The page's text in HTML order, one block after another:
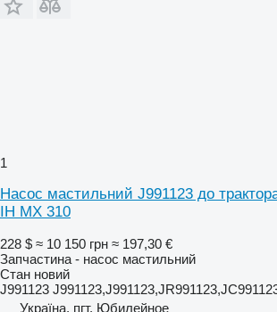
1
Насос мастильний J991123 до
IH MX 310
228 $ ≈ 10 150 грн ≈ 197,30 €
Запчастина - насос мастильний
Стан новий
J991123
Україна, пгт. Юбилейное